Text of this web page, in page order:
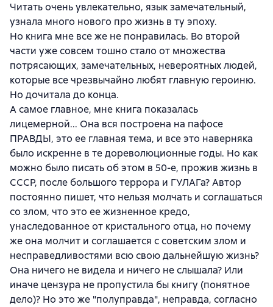
Читать очень увлекательно, язык замечательный,
узнала много нового про жизнь в ту эпоху.
Но книга мне все же не понравилась. Во второй
части уже совсем тошно стало от множества
потрясающих, замечательных, невероятных людей,
которые все чрезвычайно любят главную героиню.
Но дочитала до конца.
А самое главное, мне книга показалась
лицемерной... Она вся построена на пафосе
ПРАВДЫ, это ее главная тема, и все это наверняка
было искренне в те дореволюционные годы. Но как
можно было писать об этом в 50-е, прожив жизнь в
СССР, после большого террора и ГУЛАГа? Автор
постоянно пишет, что нельзя молчать и соглашаться
со злом, что это ее жизненное кредо,
унаследованное от кристального отца, но почему
же она молчит и соглашается с советским злом и
несправедливостями всю свою дальнейшую жизнь?
Она ничего не видела и ничего не слышала? Или
иначе цензура не пропустила бы книгу (понятное
дело)? Но это же "полуправда", неправда, согласно